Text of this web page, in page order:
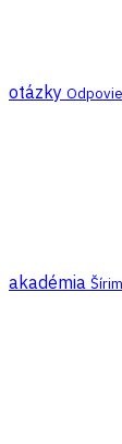
otázky
akadémia